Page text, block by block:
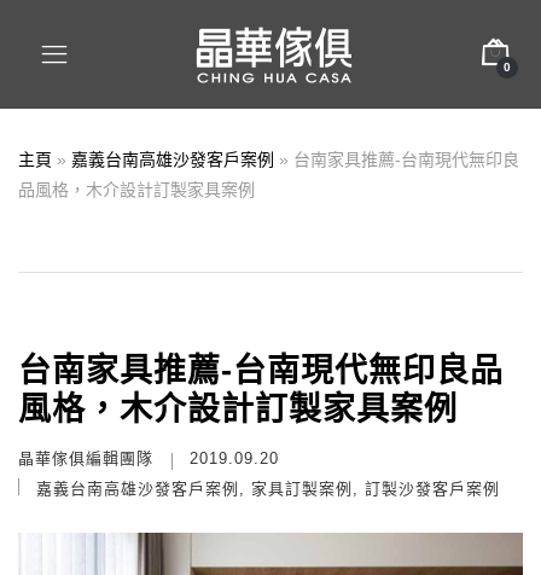
0
主頁 » 嘉義台南高雄沙發客戶案例 » 台南家具推薦-台南現代無印良
品風格，木介設計訂製家具案例
台南家具推薦-台南現代無印良品
風格，木介設計訂製家具案例
晶華傢俱編輯團隊
2019.09.20
嘉義台南高雄沙發客戶案例 , 家具訂製案例 , 訂製沙發客戶案例